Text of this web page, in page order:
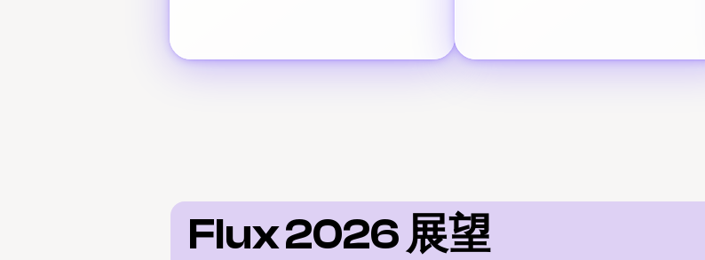
Flux 2026 展望